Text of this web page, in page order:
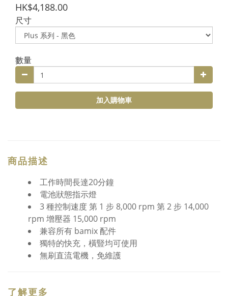
HK$4,188.00
尺寸
數量
加入購物車
商品描述
工作時間長達20分鐘
電池狀態指示燈
3 種控制速度 第 1 步 8,000 rpm 第 2 步 14,000
rpm 增壓器 15,000 rpm
兼容所有 bamix 配件
獨特的快充，橫豎均可使用
無刷直流電機，免維護
了解更多